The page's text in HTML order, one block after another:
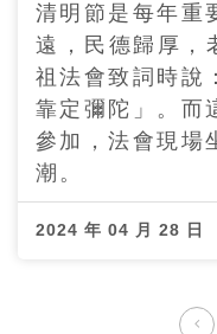
清明節是每年重
遠，民德歸厚，
祖法會致詞時說
靠定彌陀」。而
參加，法會現場
潮。
2024 年 04 月 28 日